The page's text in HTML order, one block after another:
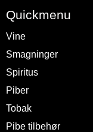
Quickmenu
Vine
Smagninger
Spiritus
Piber
Tobak
Pibe tilbehør